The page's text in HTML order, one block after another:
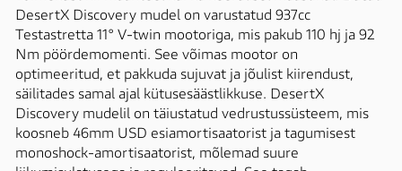
DesertX Discovery mudel on varustatud 937cc
Testastretta 11° V-twin mootoriga, mis pakub 110 hj ja 92
Nm pöördemomenti. See võimas mootor on
optimeeritud, et pakkuda sujuvat ja jõulist kiirendust,
säilitades samal ajal kütusesäästlikkuse. DesertX
Discovery mudelil on täiustatud vedrustussüsteem, mis
koosneb 46mm USD esiamortisaatorist ja tagumisest
monoshock-amortisaatorist, mõlemad suure